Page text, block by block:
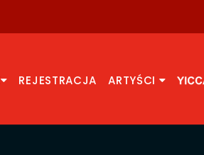
REJESTRACJA ARTYŚCI